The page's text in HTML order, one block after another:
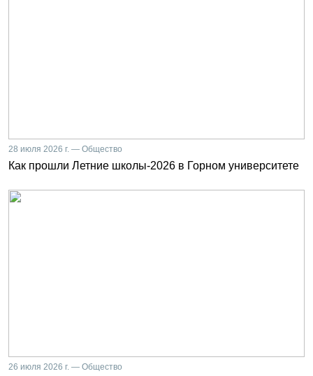
28 июля 2026 г. — Общество
Как прошли Летние школы-2026 в Горном университете
26 июля 2026 г. — Общество